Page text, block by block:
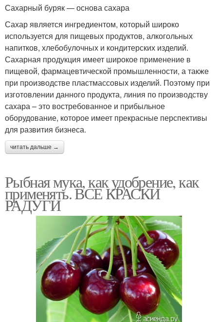
Сахарный буряк — основа сахара
Сахар является ингредиентом, который широко
используется для пищевых продуктов, алкогольных
напитков, хлебобулочных и кондитерских изделий.
Сахарная продукция имеет широкое применение в
пищевой, фармацевтической промышленности, а также
при производстве пластмассовых изделий. Поэтому при
изготовлении данного продукта, линия по производству
сахара – это востребованное и прибыльное
оборудование, которое имеет прекрасные перспективы
для развития бизнеса.
читать дальше →
Рыбная мука, как удобрение, как
применять. ВСЕ КРАСКИ
РАДУГИ